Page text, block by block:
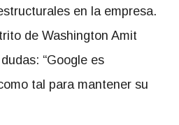
en la empresa.
de Washington Amit
“Google es
tal para mantener su